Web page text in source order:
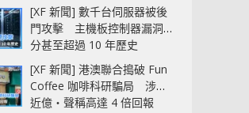
中招
[XF 新聞] 數千台伺服器被後
門攻擊 主機板控制器漏洞部
分甚至超過 10 年歷史
[XF 新聞] 港澳聯合搗破 Fun
Coffee 咖啡科研騙局 涉款
近億‧聲稱高達 4 倍回報